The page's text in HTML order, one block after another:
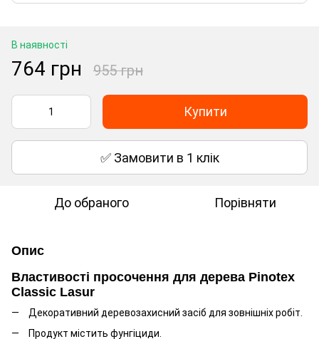
В наявності
764 грн 955 грн
Купити
✅ Замовити в 1 клік
До обраного Порівняти
Опис
Властивості просочення для дерева Pinotex
Classic Lasur
Декоративний деревозахисний засіб для зовнішніх робіт.
Продукт містить фунгіциди.